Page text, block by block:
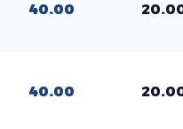
40.00
40.00